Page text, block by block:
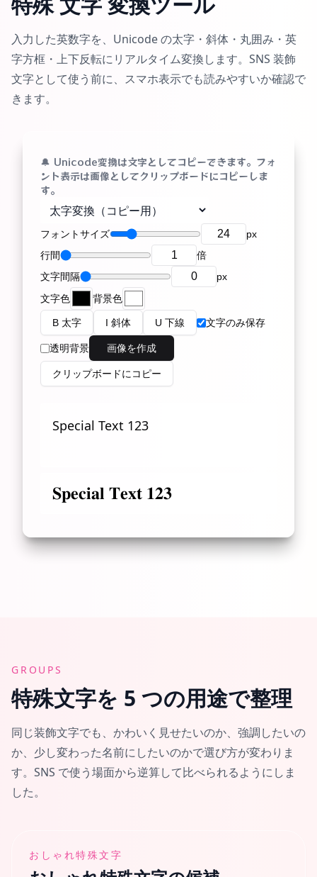
入力した英数字を、Unicode の太字・斜体・丸囲み・英
字方框・上下反転にリアルタイム変換します。SNS 装飾
文字として使う前に、スマホ表示でも読みやすいか確認で
きます。
🔔 Unicode変換は文字としてコピーできます。フォ
ント表示は画像としてクリップボードにコピーしま
す。
フォントサイズ
px
行間
倍
文字間隔
px
文字色
背景色
B 太字 I 斜体 U 下線 文字のみ保存
透明背景 画像を作成
クリップボードにコピー
𝐒𝐩𝐞𝐜𝐢𝐚𝐥 𝐓𝐞𝐱𝐭 𝟏𝟐𝟑
GROUPS
特殊文字を 5 つの用途で整理
同じ装飾文字でも、かわいく見せたいのか、強調したいの
か、少し変わった名前にしたいのかで選び方が変わりま
す。SNS で使う場面から逆算して比べられるようにしま
した。
おしゃれ特殊文字